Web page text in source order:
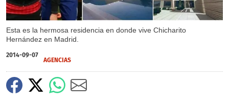
Esta es la hermosa residencia en donde vive Chicharito
Hernández en Madrid.
2014-09-07
AGENCIAS